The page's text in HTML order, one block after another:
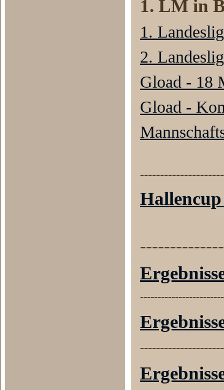
1. LM in
1.
2.
Gload - 18
Gload -